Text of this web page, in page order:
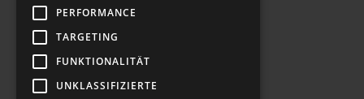
Datenschutzerklärung
PERFORMANCE
TARGETING
FUNKTIONALITÄT
UNKLASSIFIZIERTE